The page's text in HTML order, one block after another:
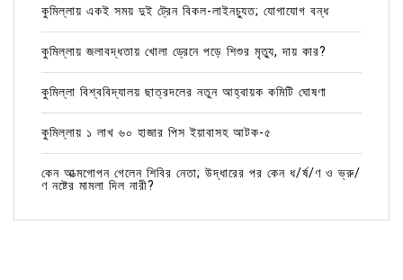
কুমিল্লায় একই সময় দুই ট্রেন বিকল-লাইনচ্যুত; যোগাযোগ বন্ধ
কুমিল্লায় জলাবদ্ধতায় খোলা ড্রেনে পড়ে শিশুর মৃত্যু, দায় কার?
কুমিল্লা বিশ্ববিদ্যালয় ছাত্রদলের নতুন আহ্বায়ক কমিটি ঘোষণা
কুমিল্লায় ১ লাখ ৬০ হাজার পিস ইয়াবাসহ আটক-৫
কেন আত্মগোপন গেলেন শিবির নেতা; উদ্ধারের পর কেন ধ/র্ষ/ণ ও ভ্রু/
ণ নষ্টের মামলা দিল নারী?